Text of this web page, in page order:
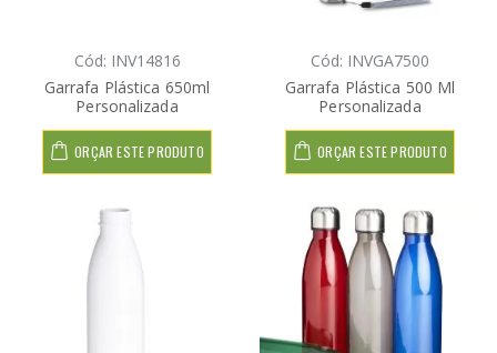
Cód: INV14816
Garrafa Plástica 650ml
Personalizada
ORÇAR ESTE PRODUTO
Cód: INVGA7500
Garrafa Plástica 500 Ml
Personalizada
ORÇAR ESTE PRODUTO